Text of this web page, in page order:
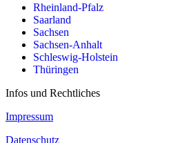
Rheinland-Pfalz
Saarland
Sachsen
Sachsen-Anhalt
Schleswig-Holstein
Thüringen
Infos und Rechtliches
Impressum
Datenschutz